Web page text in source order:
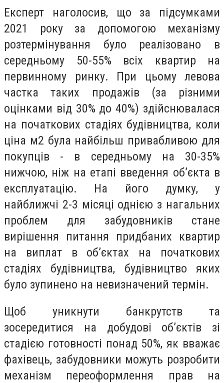
Експерт наголосив, що за підсумками
2021 року за допомогою механізму
розтермінування було реалізовано в
середньому 50-55% всіх квартир на
первинному ринку. При цьому левова
частка таких продажів (за різними
оцінками від 30% до 40%) здійснювалася
на початкових стадіях будівництва, коли
ціна м2 була найбільш привабливою для
покупців - в середньому на 30-35%
нижчою, ніж на етапі введення об’єкта в
експлуатацію. На його думку, у
найближчі 2-3 місяці однією з нагальних
проблем для забудовників стане
вирішення питання придбаних квартир
на виплат в об’єктах на початкових
стадіях будівництва, будівництво яких
було зупинено на невизначений термін.
Щоб уникнути банкрутств та
зосередитися на добудові об’єктів зі
стадією готовності понад 50%, як вважає
фахівець, забудовники можуть розробити
механізм переоформлення прав на